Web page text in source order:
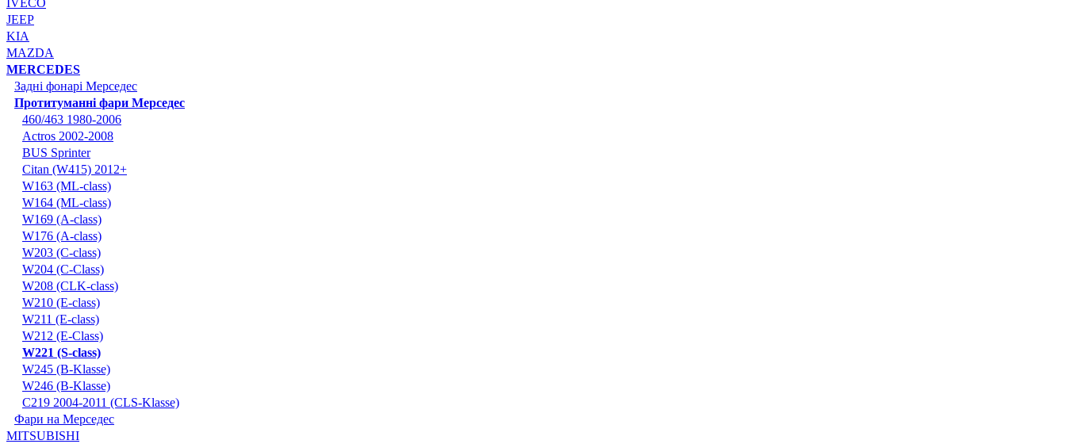
JEEP
KIA
MAZDA
MERCEDES
Задні фонарі Мерседес
Протитуманні фари Мерседес
460/463 1980-2006
Actros 2002-2008
BUS Sprinter
Citan (W415) 2012+
W163 (ML-class)
W164 (ML-class)
W169 (A-class)
W176 (A-class)
W203 (C-class)
W204 (C-Class)
W208 (CLK-class)
W210 (E-class)
W211 (E-class)
W212 (E-Class)
W221 (S-class)
W245 (B-Klasse)
W246 (B-Klasse)
С219 2004-2011 (CLS-Klasse)
Фари на Мерседес
MITSUBISHI